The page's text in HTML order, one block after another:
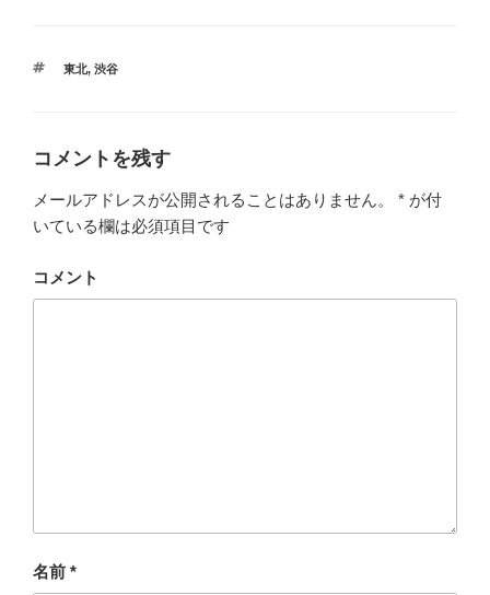
タ
東北, 渋谷
コメントを残す
メールアドレスが公開されることはありません。 * が付
いている欄は必須項目です
コメント
名前 *